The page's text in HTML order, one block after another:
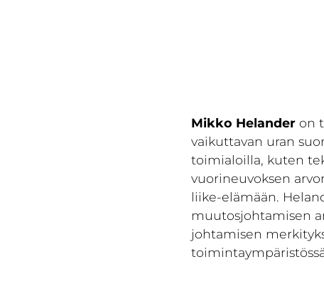
Mikko Helander on
vaikuttavan uran
toimialoilla, kuten
vuorineuvoksen
liike-elämään.
muutosjohtamisen
johtamisen